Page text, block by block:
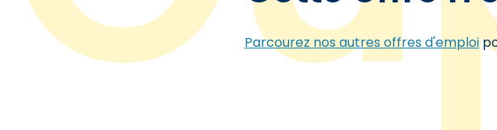
Parcourez nos autres offres d'emploi